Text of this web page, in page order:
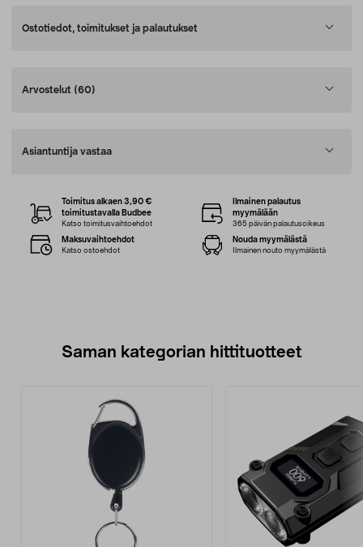
Ostotiedot, toimitukset ja palautukset
Arvostelut (60)
Asiantuntija vastaa
Toimitus alkaen 3,90 €
toimitustavalla Budbee
Katso toimitusvaihtoehdot
Ilmainen palautus
myymälään
365 päivän palautusoikeus
Maksuvaihtoehdot
Katso ostoehdot
Nouda myymälästä
Ilmainen nouto myymälästä
Saman kategorian hittituotteet